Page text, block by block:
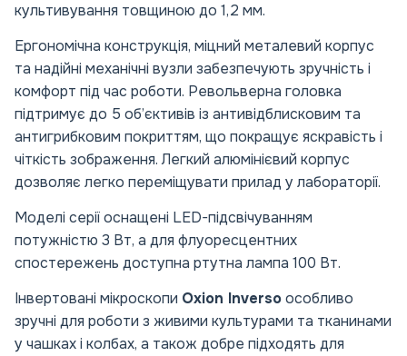
культивування товщиною до 1,2 мм.
Ергономічна конструкція, міцний металевий корпус
та надійні механічні вузли забезпечують зручність і
комфорт під час роботи. Револьверна головка
підтримує до 5 об’єктивів із антивідблисковим та
антигрибковим покриттям, що покращує яскравість і
чіткість зображення. Легкий алюмінієвий корпус
дозволяє легко переміщувати прилад у лабораторії.
Моделі серії оснащені LED-підсвічуванням
потужністю 3 Вт, а для флуоресцентних
спостережень доступна ртутна лампа 100 Вт.
Інвертовані мікроскопи Oxion Inversoособливо
зручні для роботи з живими культурами та тканинами
у чашках і колбах, а також добре підходять для